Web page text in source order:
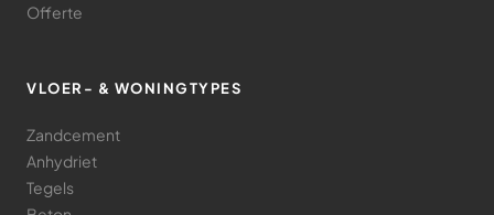
Offerte
VLOER- & WONINGTYPES
Zandcement
Anhydriet
Tegels